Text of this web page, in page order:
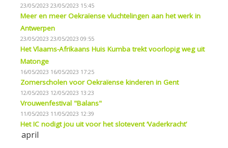
23/05/2023 23/05/2023 15:45
Meer en meer Oekraïense vluchtelingen aan het werk in
Antwerpen
23/05/2023 23/05/2023 09:55
Het Vlaams-Afrikaans Huis Kumba trekt voorlopig weg uit
Matonge
16/05/2023 16/05/2023 17:25
Zomerscholen voor Oekraïense kinderen in Gent
12/05/2023 12/05/2023 13:23
Vrouwenfestival "Balans"
11/05/2023 11/05/2023 12:39
Het IC nodigt jou uit voor het slotevent ‘Vaderkracht’
april